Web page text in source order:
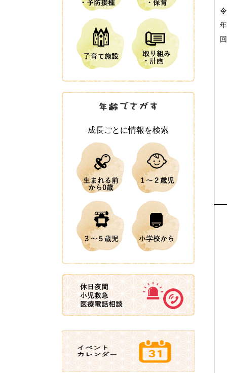
回
成長ごとに情報を検索